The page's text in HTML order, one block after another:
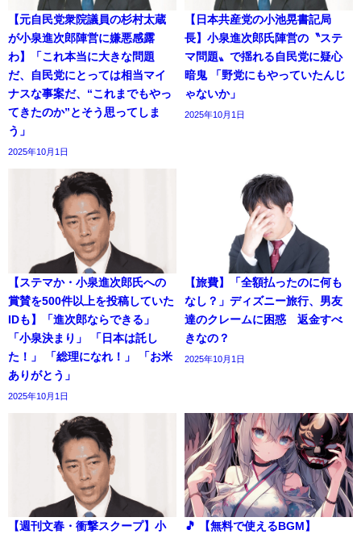
【元自民党衆院議員の杉村太蔵
が小泉進次郎陣営に嫌悪感露
わ】「これ本当に大きな問題
だ、自民党にとっては相当マイ
ナスな事案だ、“これまでもやっ
てきたのか”とそう思ってしま
う」
2025年10月1日
【日本共産党の小池晃書記局
長】小泉進次郎氏陣営の〝ステ
マ問題〟で揺れる自民党に疑心
暗鬼 「野党にもやっていたんじ
ゃないか」
2025年10月1日
【ステマか・小泉進次郎氏への
賞賛を500件以上を投稿していた
IDも】「進次郎ならできる」
「小泉決まり」 「日本は託し
た！」 「総理になれ！」 「お米
ありがとう」
2025年10月1日
【旅費】「全額払ったのに何も
なし？」ディズニー旅行、男友
達のクレームに困惑 返金すべ
きなの？
2025年10月1日
【週刊文春・衝撃スクープ】小 🎵 【無料で使えるBGM】